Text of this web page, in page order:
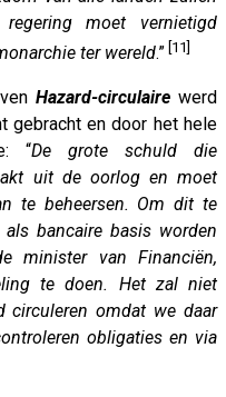
moet vernietigd
ter wereld.” [11]
Hazard-circulaire werd
gebracht en door het hele
“De grote schuld die
uit de oorlog en moet
te beheersen. Om dit te
bancaire basis worden
minister van Financiën,
te doen. Het zal niet
circuleren omdat we daar
obligaties en via